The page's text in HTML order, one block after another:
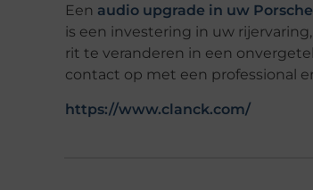
Een audio upgrade in uw Porsche
is een investering in uw
rit te veranderen in een
contact op met een professional
https://www.clanck.com/